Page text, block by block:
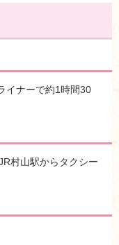
イナーで約1時間30
村山駅からタクシー